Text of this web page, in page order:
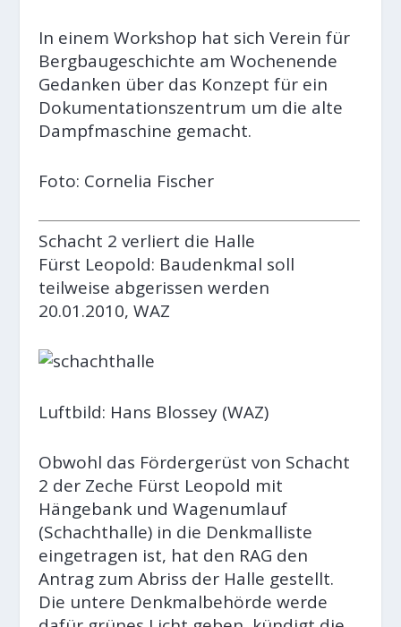
In einem Workshop hat sich Verein für
Bergbaugeschichte am Wochenende
Gedanken über das Konzept für ein
Dokumentationszentrum um die alte
Dampfmaschine gemacht.
Foto: Cornelia Fischer
Schacht 2 verliert die Halle
Fürst Leopold: Baudenkmal soll
teilweise abgerissen werden
20.01.2010, WAZ
Luftbild: Hans Blossey (WAZ)
Obwohl das Fördergerüst von Schacht
2 der Zeche Fürst Leopold mit
Hängebank und Wagenumlauf
(Schachthalle) in die Denkmalliste
eingetragen ist, hat den RAG den
Antrag zum Abriss der Halle gestellt.
Die untere Denkmalbehörde werde